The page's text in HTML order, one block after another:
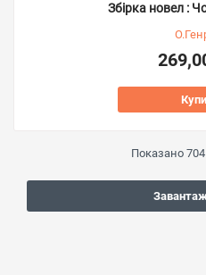
Збірка новел :
Показано 704